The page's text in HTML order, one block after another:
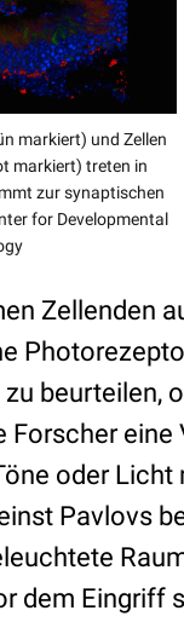
markiert) und Zellen
markiert) treten in
zur synaptischen
for Developmental
Zellenden
beurteilen,
Forscher
oder
Pavlovs
dem Eingriff